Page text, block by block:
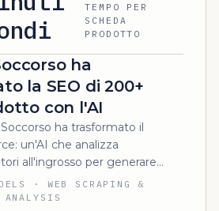
TEMPO PER
SCHEDA
PRODOTTO
ha
la SEO di 200+
con l'AI
ha trasformato il
un'AI che analizza
all'ingrosso per generare
nel linguaggio di RSPP
· WEB SCRAPING &
ANALYSIS